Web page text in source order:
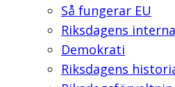
Så fungerar EU
Riksdagens
Demokrati
Riksdagens